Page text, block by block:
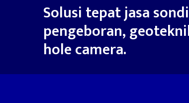
Solusi tepat jasa
pengeboran,
hole camera.